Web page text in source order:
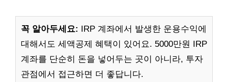
꼭 알아두세요: IRP 계좌에서 발생한 운용수익에
대해서도 세액공제 혜택이 있어요. 5000만원 IRP
계좌를 단순히 돈을 넣어두는 곳이 아니라, 투자
관점에서 접근하면 더 좋답니다.